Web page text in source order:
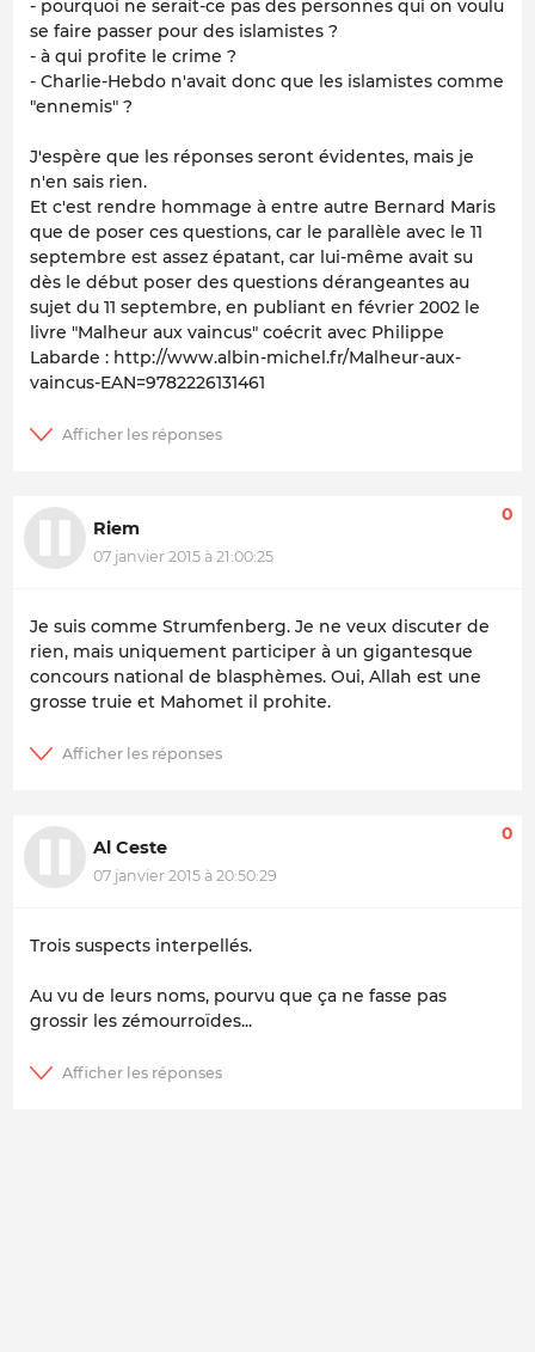
- pourquoi ne serait-ce pas des personnes qui on voulu
se faire passer pour des islamistes ?
- à qui profite le crime ?
- Charlie-Hebdo n'avait donc que les islamistes comme
"ennemis" ?
J'espère que les réponses seront évidentes, mais je
n'en sais rien.
Et c'est rendre hommage à entre autre Bernard Maris
que de poser ces questions, car le parallèle avec le 11
septembre est assez épatant, car lui-même avait su
dès le début poser des questions dérangeantes au
sujet du 11 septembre, en publiant en février 2002 le
livre "Malheur aux vaincus" coécrit avec Philippe
Labarde : http://www.albin-michel.fr/Malheur-aux-
vaincus-EAN=9782226131461
Riem
07 janvier 2015 à 21:00:25
0
Je suis comme Strumfenberg. Je ne veux discuter de
rien, mais uniquement participer à un gigantesque
concours national de blasphèmes. Oui, Allah est une
grosse truie et Mahomet il prohite.
Al Ceste
07 janvier 2015 à 20:50:29
0
Trois suspects interpellés.
Au vu de leurs noms, pourvu que ça ne fasse pas
grossir les zémourroïdes...